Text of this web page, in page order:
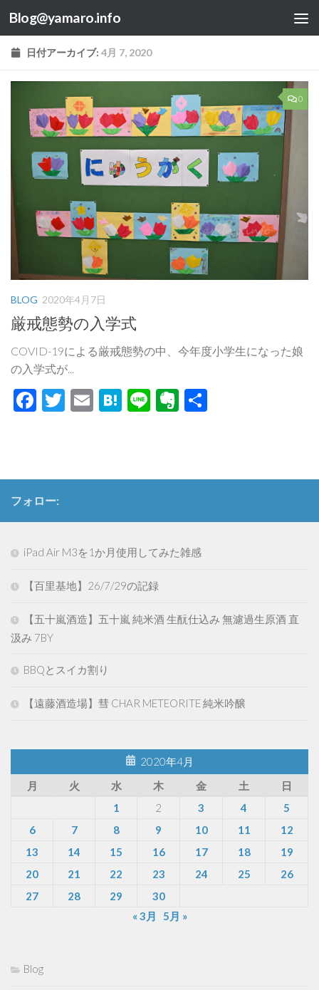
コンテンツへスキップ
Blog@yamaro.info
日付アーカイブ: 4月 7, 2020
0
BLOG 2020年4月7日
厳戒態勢の入学式
COVID-19による厳戒態勢の中、今年度小学生になった娘
の入学式が...
Facebook
Twitter
EmailHatena
LineEvernote
フォロー:
iPad Air M3を1か月使用してみた雑感
【百里基地】26/7/29の記録
【五十嵐酒造】五十嵐 純米酒 生酛仕込み 無濾過生原酒 直
汲み 7BY
BBQとスイカ割り
【遠藤酒造場】彗 CHAR METEORITE 純米吟醸
2020年4月
月
火 水 木 金 土
日
1
2 3 4
5
6
7 8 9 10 11
12
13
14 15 16 17 18
19
20
21 22 23 24 25
26
27
28 29
30
« 3月
5月 »
Blog